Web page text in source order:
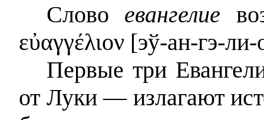
Слово евангелие
εὐαγγέλιον [эў-ан-гэ-
Первые три
от Луки — излагают